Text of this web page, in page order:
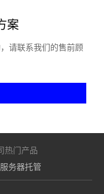
案
请联系我们的售前顾
热门产品
服务器托管